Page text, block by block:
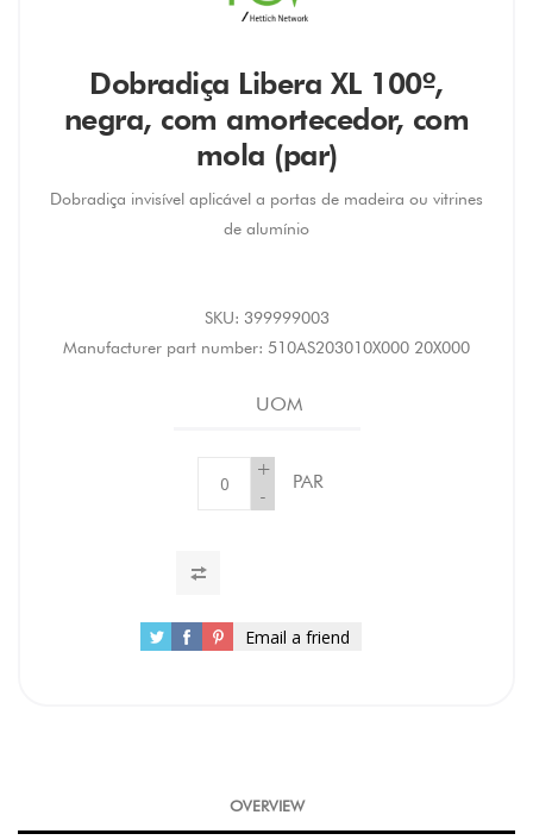
Dobradiça Libera XL 100º,
negra, com amortecedor, com
mola (par)
Dobradiça invisível aplicável a portas de madeira ou vitrines
de alumínio
SKU: 399999003
Manufacturer part number: 510AS203010X000 20X000
UOM
+
-
PAR
Email a friend
OVERVIEW